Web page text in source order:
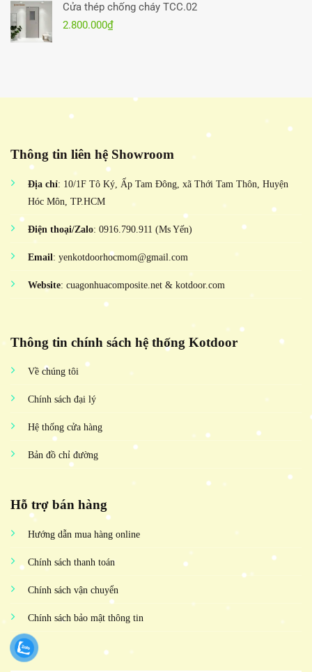
Cửa thép chống cháy TCC.02
2.800.000₫
Thông tin liên hệ Showroom
Địa chỉ: 10/1F Tô Ký, Ấp Tam Đông, xã Thới Tam Thôn, Huyện
Hóc Môn, TP.HCM
Điện thoại/Zalo: 0916.790.911 (Ms Yến)
Email: yenkotdoorhocmom@gmail.com
Website: cuagonhuacomposite.net & kotdoor.com
Thông tin chính sách hệ thống Kotdoor
Về chúng tôi
Chính sách đại lý
Hệ thống cửa hàng
Bản đồ chỉ đường
Hỗ trợ bán hàng
Hướng dẫn mua hàng online
Chính sách thanh toán
Chính sách vận chuyển
Chính sách bảo mật thông tin